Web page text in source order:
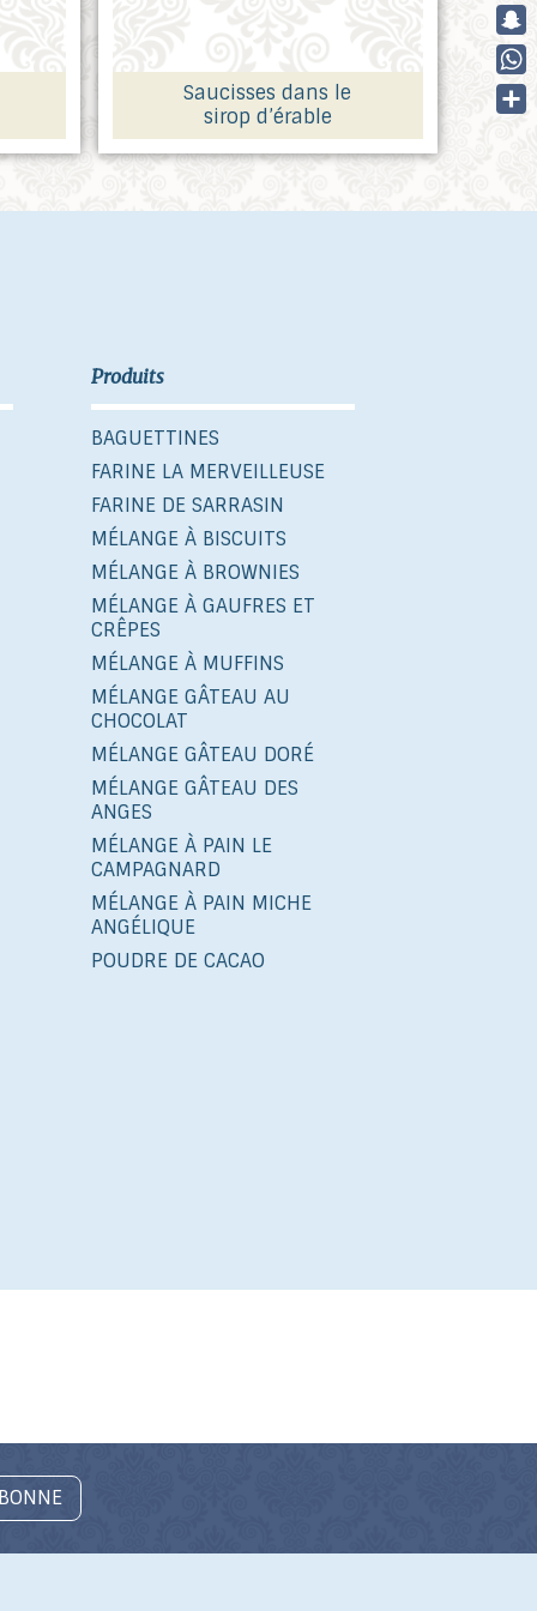
Saucisses dans le
sirop d’érable
Produits
BAGUETTINES
FARINE LA MERVEILLEUSE
FARINE DE SARRASIN
MÉLANGE À BISCUITS
MÉLANGE À BROWNIES
MÉLANGE À GAUFRES ET
CRÊPES
MÉLANGE À MUFFINS
MÉLANGE GÂTEAU AU
CHOCOLAT
MÉLANGE GÂTEAU DORÉ
MÉLANGE GÂTEAU DES
ANGES
MÉLANGE À PAIN LE
CAMPAGNARD
MÉLANGE À PAIN MICHE
ANGÉLIQUE
POUDRE DE CACAO
Link